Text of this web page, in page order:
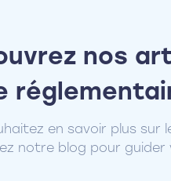
nos
en savoir plus sur
notre blog pour guider